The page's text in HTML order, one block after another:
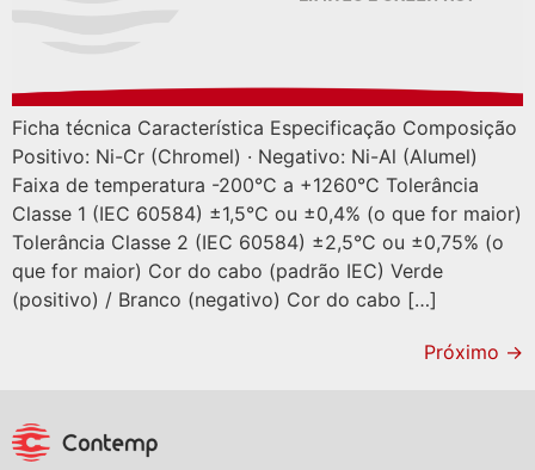
Ficha técnica Característica Especificação Composição
Positivo: Ni-Cr (Chromel) · Negativo: Ni-Al (Alumel)
Faixa de temperatura -200°C a +1260°C Tolerância
Classe 1 (IEC 60584) ±1,5°C ou ±0,4% (o que for maior)
Tolerância Classe 2 (IEC 60584) ±2,5°C ou ±0,75% (o
que for maior) Cor do cabo (padrão IEC) Verde
(positivo) / Branco (negativo) Cor do cabo […]
Próximo →